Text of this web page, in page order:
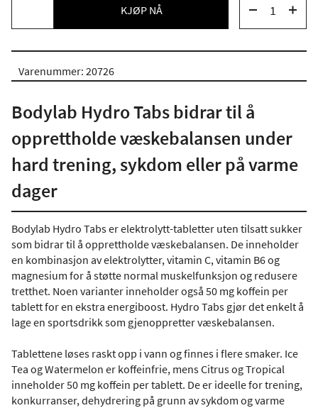
KJØP NÅ
Varenummer: 20726
Bodylab Hydro Tabs bidrar til å
opprettholde væskebalansen under
hard trening, sykdom eller på varme
dager
Bodylab Hydro Tabs er elektrolytt-tabletter uten tilsatt sukker
som bidrar til å opprettholde væskebalansen. De inneholder
en kombinasjon av elektrolytter, vitamin C, vitamin B6 og
magnesium for å støtte normal muskelfunksjon og redusere
tretthet. Noen varianter inneholder også 50 mg koffein per
tablett for en ekstra energiboost. Hydro Tabs gjør det enkelt å
lage en sportsdrikk som gjenoppretter væskebalansen.
Tablettene løses raskt opp i vann og finnes i flere smaker. Ice
Tea og Watermelon er koffeinfrie, mens Citrus og Tropical
inneholder 50 mg koffein per tablett. De er ideelle for trening,
konkurranser, dehydrering på grunn av sykdom og varme